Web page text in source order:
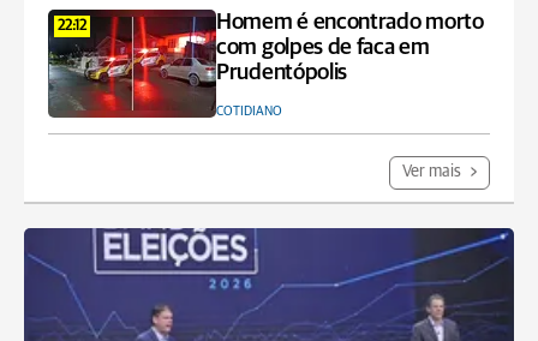
22:12
Homem é encontrado morto
com golpes de faca em
Prudentópolis
COTIDIANO
Ver mais